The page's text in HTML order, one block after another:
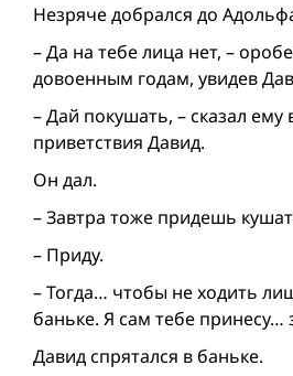
Незряче добрался до
– Да на тебе лица нет, –
довоенным годам, увидев
– Дай покушать, – сказал ему
приветствия Давид.
Он дал.
– Завтра тоже придешь
– Приду.
– Тогда… чтобы не ходить
баньке. Я сам тебе принесу…
Давид спрятался в баньке.